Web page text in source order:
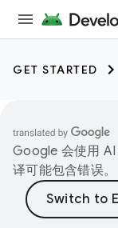
GET STARTED
Google 会使用
译可能包含错误。